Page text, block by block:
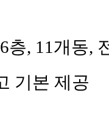
층, 11개동,
기본 제공